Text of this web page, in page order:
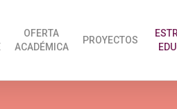
OFERTA
ACADÉMICA
PROYECTOS